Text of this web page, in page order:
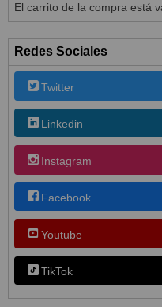
El carrito de la compra está
Redes Sociales
Twitter
Linkedin
Instagram
Facebook
Youtube
TikTok